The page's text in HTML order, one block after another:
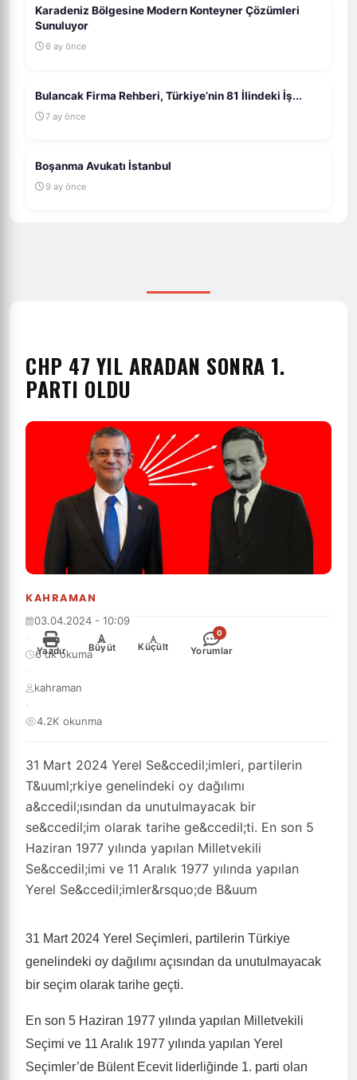
Karadeniz Bölgesine Modern Konteyner Çözümleri
Sunuluyor
6 ay önce
Bulancak Firma Rehberi, Türkiye’nin 81 İlindeki İş...
7 ay önce
Boşanma Avukatı İstanbul
9 ay önce
KAHRAMAN
CHP 47 YIL ARADAN SONRA 1.
PARTI OLDU
31 Mart 2024 Yerel Se&ccedil;imleri, partilerin
T&uuml;rkiye genelindeki oy dağılımı
a&ccedil;ısından da unutulmayacak bir
se&ccedil;im olarak tarihe ge&ccedil;ti. En son 5
Haziran 1977 yılında yapılan Milletvekili
Se&ccedil;imi ve 11 Aralık 1977 yılında yapılan
Yerel Se&ccedil;imler&rsquo;de B&uum
03.04.2024 - 10:09
·
6 dk okuma
·
kahraman
·
4.2K okunma
Yazdır
+
Büyüt
-
Küçült
0
Yorumlar
31 Mart 2024 Yerel Seçimleri, partilerin Türkiye
genelindeki oy dağılımı açısından da unutulmayacak
bir seçim olarak tarihe geçti.
En son 5 Haziran 1977 yılında yapılan Milletvekili
Seçimi ve 11 Aralık 1977 yılında yapılan Yerel
Seçimler’de Bülent Ecevit liderliğinde 1. parti olan